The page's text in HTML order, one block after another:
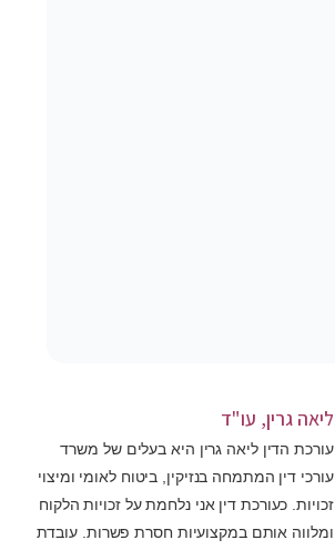
ליאה גרין, עו"ד
עורכת הדין ליאה גרין היא בעלים של משרד
עורכי דין המתמחה בנזיקין, ביטוח לאומי ומיצוי
זכויות. כעורכת דין אני נלחמת על זכויות הלקוח
ומלווה אותם במקצועיות חסרת פשרות. עובדת